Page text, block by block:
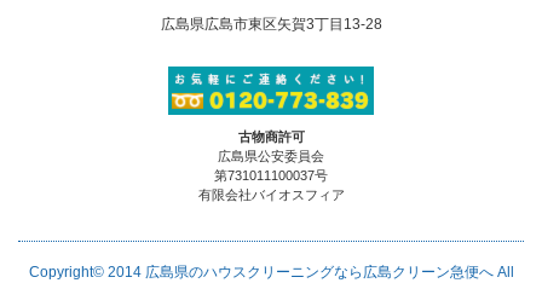
広島県広島市東区矢賀3丁目13-28
古物商許可
広島県公安委員会
第731011100037号
有限会社バイオスフィア
Copyright© 2014 広島県のハウスクリーニングなら広島クリーン急便へAll